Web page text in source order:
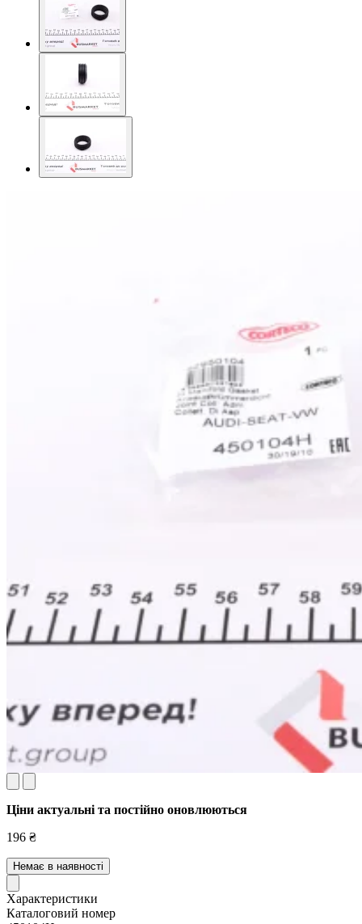
Ціни актуальні та постійно оновлюються
196 ₴
Немає в наявності
Характеристики
Каталоговий номер